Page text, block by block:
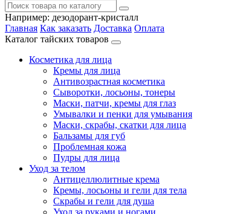
Например: дезодорант-кристалл
Главная Как заказать Доставка Оплата
Каталог тайских товаров
Косметика для лица
Кремы для лица
Антивозрастная косметика
Сыворотки, лосьоны, тонеры
Маски, патчи, кремы для глаз
Умывалки и пенки для умывания
Маски, скрабы, скатки для лица
Бальзамы для губ
Проблемная кожа
Пудры для лица
Уход за телом
Антицеллюлитные крема
Кремы, лосьоны и гели для тела
Скрабы и гели для душа
Уход за руками и ногами